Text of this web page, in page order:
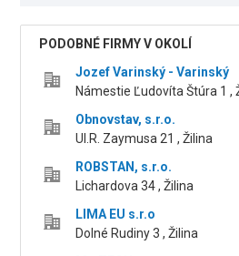
PODOBNÉ FIRMY V OKOLÍ
Jozef Varinský - Varinský
Námestie Ľudovíta Štúra 1 ,
Obnovstav, s.r.o.
Ul.R. Zaymusa 21 , Žilina
ROBSTAN, s.r.o.
Lichardova 34 , Žilina
LIMA EU s.r.o
Dolné Rudiny 3 , Žilina